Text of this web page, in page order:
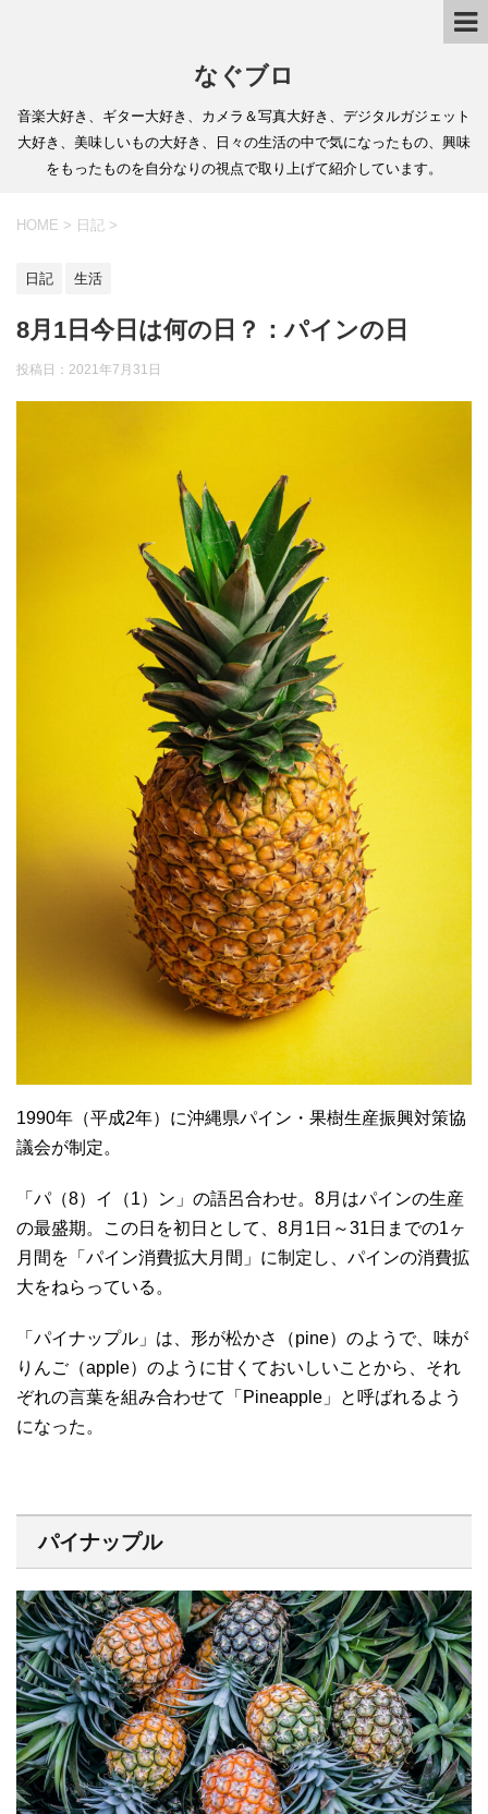
なぐブロ
音楽大好き、ギター大好き、カメラ＆写真大好き、デジタルガジェット
大好き、美味しいもの大好き、日々の生活の中で気になったもの、興味
をもったものを自分なりの視点で取り上げて紹介しています。
HOME > 日記 >
日記 生活
8月1日今日は何の日？：パインの日
投稿日： 2021年7月31日
1990年（平成2年）に沖縄県パイン・果樹生産振興対策協
議会が制定。
「パ（8）イ（1）ン」の語呂合わせ。8月はパインの生産
の最盛期。この日を初日として、8月1日～31日までの1ヶ
月間を「パイン消費拡大月間」に制定し、パインの消費拡
大をねらっている。
「パイナップル」は、形が松かさ（pine）のようで、味が
りんご（apple）のように甘くておいしいことから、それ
ぞれの言葉を組み合わせて「Pineapple」と呼ばれるよう
になった。
パイナップル